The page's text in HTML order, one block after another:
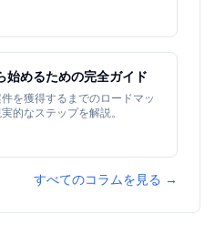
めるための完全ガイド
を獲得するまでのロードマッ
的なステップを解説。
すべてのコラムを見る →